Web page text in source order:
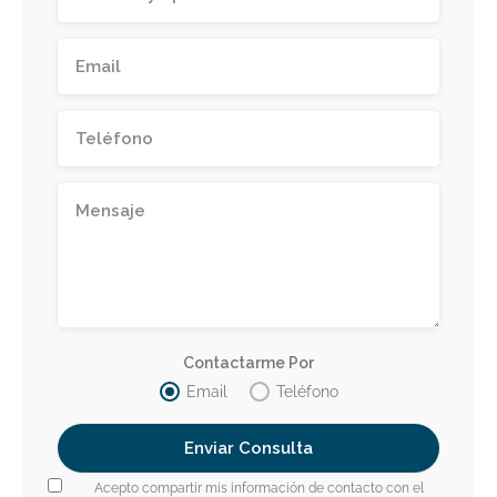
Contactarme Por
Email
Teléfono
Acepto compartir mis información de contacto con el